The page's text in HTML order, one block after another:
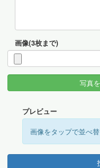
画像(3枚まで)
写真
プレビュー
画像をタップで並べ